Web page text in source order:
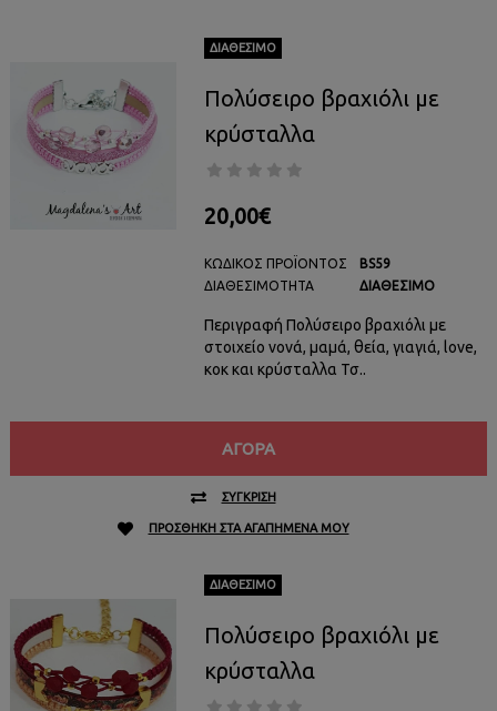
ΔΙΑΘΈΣΙΜΟ
Πολύσειρο βραχιόλι με
κρύσταλλα
20,00€
ΚΩΔΙΚΌΣ ΠΡΟΪΌΝΤΟΣ
ΔΙΑΘΕΣΙΜΌΤΗΤΑ
BS59
ΔΙΑΘΈΣΙΜΟ
Περιγραφή Πολύσειρο βραχιόλι με
στοιχείο νονά, μαμά, θεία, γιαγιά, love,
κοκ και κρύσταλλα Τσ..
ΑΓΟΡΆ
ΣΎΓΚΡΙΣΗ
ΠΡΟΣΘΉΚΗ ΣΤΑ ΑΓΑΠΗΜΈΝΑ ΜΟΥ
ΔΙΑΘΈΣΙΜΟ
Πολύσειρο βραχιόλι με
κρύσταλλα